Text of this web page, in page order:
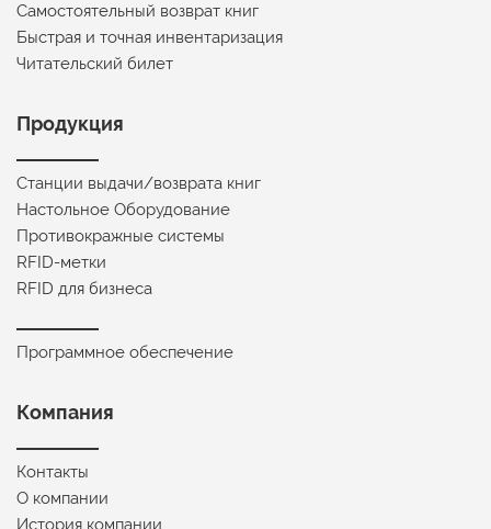
Самостоятельный возврат книг
Быстрая и точная инвентаризация
Читательский билет
Продукция
Станции выдачи/возврата книг
Настольное Оборудование
Противокражные системы
RFID-метки
RFID для бизнеса
Программное обеспечение
Компания
Контакты
О компании